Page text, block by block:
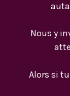
Nous y
Alors si